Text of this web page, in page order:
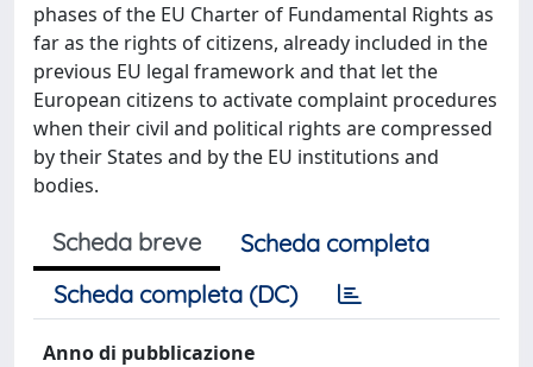
phases of the EU Charter of Fundamental Rights as
far as the rights of citizens, already included in the
previous EU legal framework and that let the
European citizens to activate complaint procedures
when their civil and political rights are compressed
by their States and by the EU institutions and
bodies.
Scheda breve
Scheda completa
Scheda completa (DC)
Anno di pubblicazione